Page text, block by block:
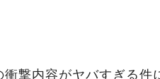
撃内容がヤバすぎる件